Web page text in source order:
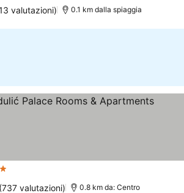
valutazioni) 0.1 km dalla spiaggia
(737 valutazioni) 0.8 km da: Centro